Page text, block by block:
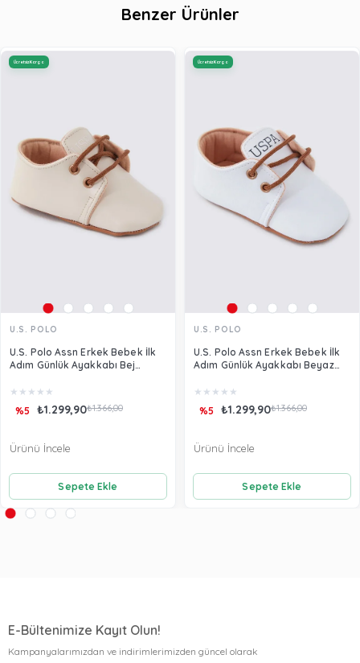
Benzer Ürünler
U.S. POLO
U.S. Polo Assn Erkek Bebek İlk
Adım Günlük Ayakkabı Bej
★ ★ ★ ★ ★
₺1.299,90₺1.366,00
%5
Sepete Ekle
Ürünü İncele
Ücretsiz Kargo
U.S. POLO
U.S. Polo Assn Erkek Bebek İlk
Adım Günlük Ayakkabı Beyaz
★ ★ ★ ★ ★
₺1.299,90₺1.366,00
%5
Sepete Ekle
Ürünü İncele
Ücretsiz Kargo
E-Bültenimize Kayıt Olun!
Kampanyalarımızdan ve indirimlerimizden güncel olarak